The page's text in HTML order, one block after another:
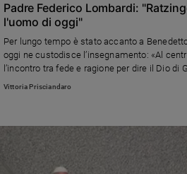
Padre Federico Lombardi:
l'uomo di oggi"
Per lungo tempo è stato accanto a
oggi ne custodisce l’insegnamento: «Al
l’incontro tra fede e ragione per dire il Dio di
Vittoria Prisciandaro